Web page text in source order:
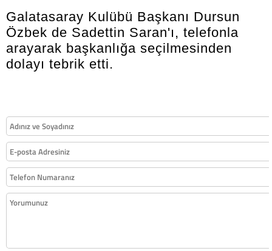
Galatasaray Kulübü Başkanı Dursun
Özbek de Sadettin Saran'ı, telefonla
arayarak başkanlığa seçilmesinden
dolayı tebrik etti.